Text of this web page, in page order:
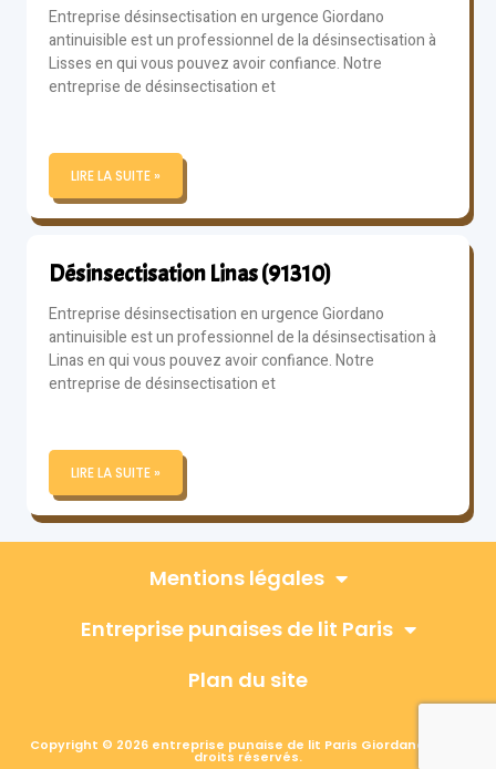
Entreprise désinsectisation en urgence Giordano
antinuisible est un professionnel de la désinsectisation à
Lisses en qui vous pouvez avoir confiance. Notre
entreprise de désinsectisation et
LIRE LA SUITE »
Désinsectisation Linas (91310)
Entreprise désinsectisation en urgence Giordano
antinuisible est un professionnel de la désinsectisation à
Linas en qui vous pouvez avoir confiance. Notre
entreprise de désinsectisation et
LIRE LA SUITE »
Mentions légales
Entreprise punaises de lit Paris
Plan du site
Copyright © 2026 entreprise punaise de lit Paris Giordano, Tous
droits réservés.